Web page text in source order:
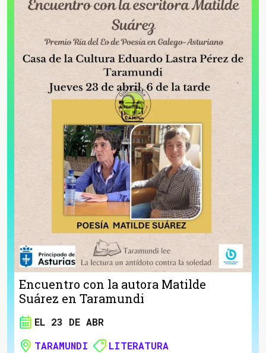
Encuentro con la autora Matilde
Suárez en Taramundi
EL 23 DE ABR
TARAMUNDI
LITERATURA